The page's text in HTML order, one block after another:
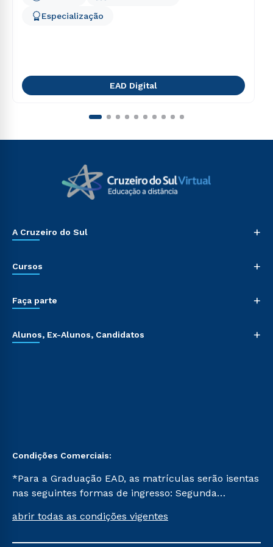
Especialização
EAD Digital
A Cruzeiro do Sul +
Cursos +
Faça parte +
Alunos, Ex-Alunos, Candidatos +
Condições Comerciais:
*Para a Graduação EAD, as matrículas serão isentas
nas seguintes formas de ingresso: Segunda
Já para as demais, a taxa de matrícula será de R$
abrir todas as condições vigentes